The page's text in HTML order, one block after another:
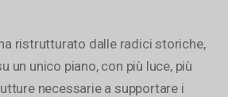
ristrutturato dalle radici storiche,
un unico piano, con più luce, più
necessarie a supportare i